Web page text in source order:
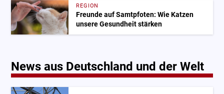
REGION
Freunde auf Samtpfoten: Wie Katzen
unsere Gesundheit stärken
News aus Deutschland und der Welt